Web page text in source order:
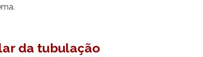
da tubulação